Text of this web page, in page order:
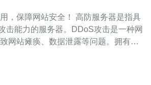
站安全！ 高防服务器是指具
击能力的服务器。DDoS攻击是一种网
网站瘫痪、数据泄露等问题。拥有高
是东亚地区的重要网络枢纽，拥有优